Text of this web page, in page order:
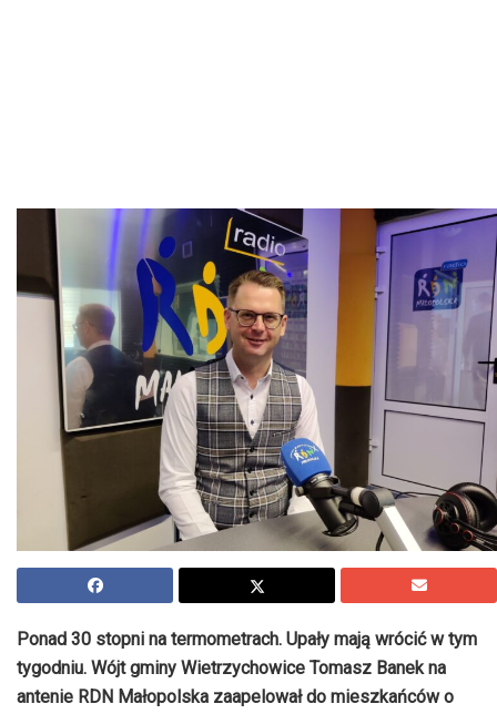
Ponad 30 stopni na termometrach. Upały mają wrócić w tym
tygodniu. Wójt gminy Wietrzychowice Tomasz Banek na
antenie RDN Małopolska zaapelował do mieszkańców o